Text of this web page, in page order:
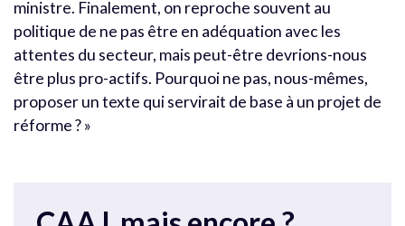
ministre. Finalement, on reproche souvent au
politique de ne pas être en adéquation avec les
attentes du secteur, mais peut-être devrions-nous
être plus pro-actifs. Pourquoi ne pas, nous-mêmes,
proposer un texte qui servirait de base à un projet de
réforme ? »